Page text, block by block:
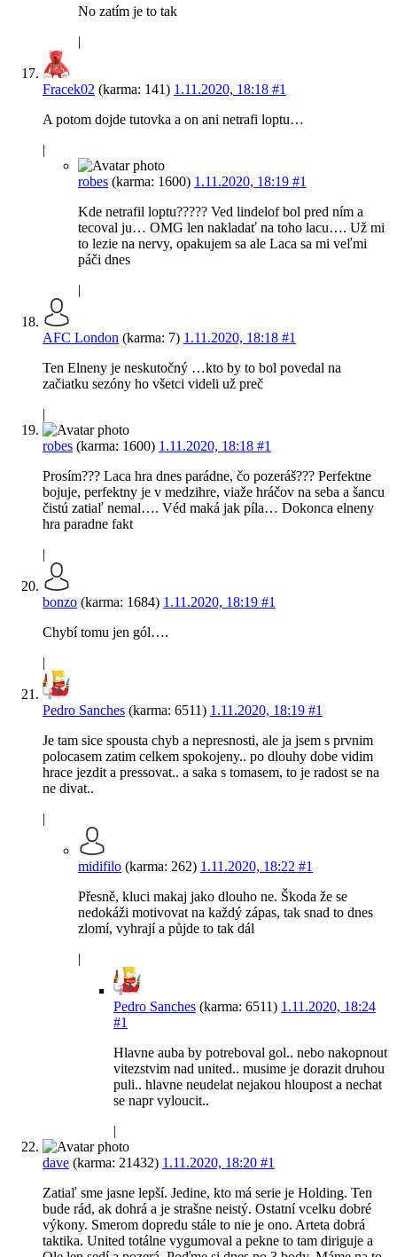
No zatím je to tak
|
Fracek02 (karma: 141) 1.11.2020, 18:18 #1
A potom dojde tutovka a on ani netrafi loptu…
|
robes (karma: 1600) 1.11.2020, 18:19 #1
Kde netrafil loptu????? Ved lindelof bol pred ním a
tecoval ju… OMG len nakladať na toho lacu…. Už mi
to lezie na nervy, opakujem sa ale Laca sa mi veľmi
páči dnes
|
AFC London (karma: 7) 1.11.2020, 18:18 #1
Ten Elneny je neskutočný …kto by to bol povedal na
začiatku sezóny ho všetci videli už preč
|
robes (karma: 1600) 1.11.2020, 18:18 #1
Prosím??? Laca hra dnes parádne, čo pozeráš??? Perfektne
bojuje, perfektny je v medzihre, viaže hráčov na seba a šancu
čistú zatiaľ nemal…. Véd maká jak píla… Dokonca elneny
hra paradne fakt
|
bonzo (karma: 1684) 1.11.2020, 18:19 #1
Chybí tomu jen gól….
|
Pedro Sanches (karma: 6511) 1.11.2020, 18:19 #1
Je tam sice spousta chyb a nepresnosti, ale ja jsem s prvnim
polocasem zatim celkem spokojeny.. po dlouhy dobe vidim
hrace jezdit a pressovat.. a saka s tomasem, to je radost se na
ne divat..
|
midifilo (karma: 262) 1.11.2020, 18:22 #1
Přesně, kluci makaj jako dlouho ne. Škoda že se
nedokáži motivovat na každý zápas, tak snad to dnes
zlomí, vyhrají a půjde to tak dál
|
Pedro Sanches (karma: 6511) 1.11.2020, 18:24
#1
Hlavne auba by potreboval gol.. nebo nakopnout
vitezstvim nad united.. musime je dorazit druhou
puli.. hlavne neudelat nejakou hloupost a nechat
se napr vyloucit..
|
dave (karma: 21432) 1.11.2020, 18:20 #1
Zatiaľ sme jasne lepší. Jedine, kto má serie je Holding. Ten
bude rád, ak dohrá a je strašne neistý. Ostatní vcelku dobré
výkony. Smerom dopredu stále to nie je ono. Arteta dobrá
taktika. United totálne vygumoval a pekne to tam diriguje a